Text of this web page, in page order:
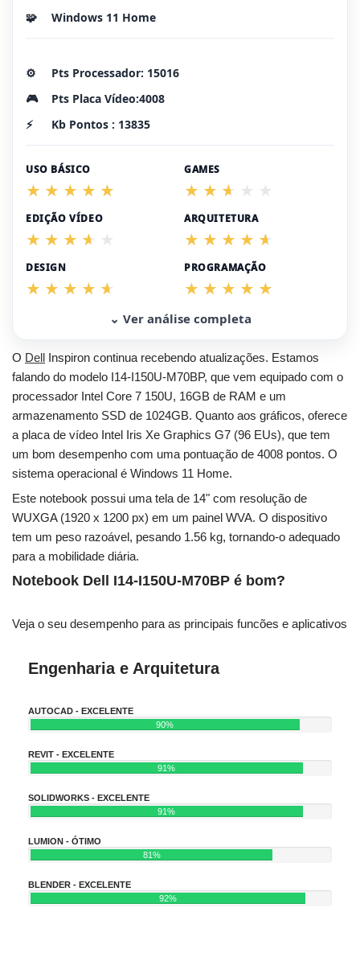
🧩
Windows 11 Home
⚙️
Pts Processador: 15016
🎮
Pts Placa Vídeo:4008
⚡
Kb Pontos : 13835
USO BÁSICO GAMES
EDIÇÃO VÍDEO ARQUITETURA
DESIGN PROGRAMAÇÃO
⌄ Ver análise completa
O Dell Inspiron continua recebendo atualizações. Estamos
falando do modelo I14-I150U-M70BP, que vem equipado com o
processador Intel Core 7 150U, 16GB de RAM e um
armazenamento SSD de 1024GB. Quanto aos gráficos, oferece
a placa de vídeo Intel Iris Xe Graphics G7 (96 EUs), que tem
um bom desempenho com uma pontuação de 4008 pontos. O
sistema operacional é Windows 11 Home.
Este notebook possui uma tela de 14" com resolução de
WUXGA (1920 x 1200 px) em um painel WVA. O dispositivo
tem um peso razoável, pesando 1.56 kg, tornando-o adequado
para a mobilidade diária.
Notebook Dell I14-I150U-M70BP é bom?
Veja o seu desempenho para as principais funcões e aplicativos
Engenharia e Arquitetura
AUTOCAD - EXCELENTE
90%
REVIT - EXCELENTE
91%
SOLIDWORKS - EXCELENTE
91%
LUMION - ÓTIMO
81%
BLENDER - EXCELENTE
92%